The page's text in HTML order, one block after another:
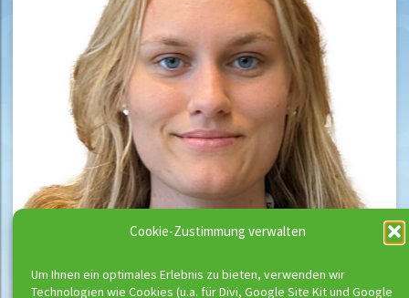
Cookie-Zustimmung verwalten
Um Ihnen ein optimales Erlebnis zu bieten, verwenden wir
Technologien wie Cookies (u.a. für Divi, Google Site Kit und Google